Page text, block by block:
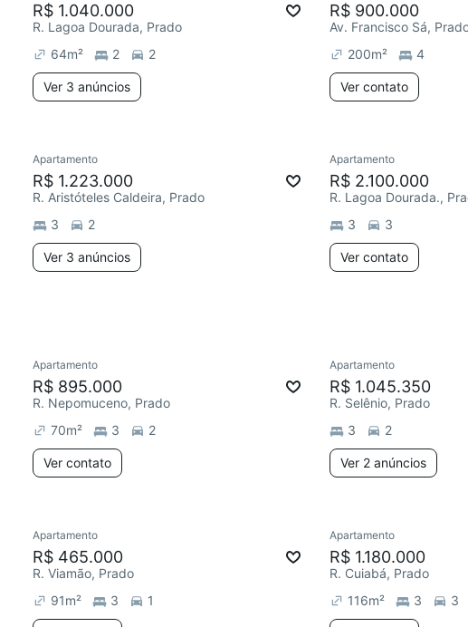
R$ 1.040.000
R. Lagoa Dourada, Prado
64m² 2 2
Ver 3 anúncios
R$ 900.000
Av. Francisco Sá,
200m² 4
Ver contato
Redecorar
Apartamento
R$ 1.223.000
R. Aristóteles Caldeira, Prado
3
2
Ver 3 anúncios
Redecorar
Apartamento
R$ 2.100.000
R. Lagoa Dourada.,
3
3
Ver contato
Redecorar
Apartamento
R$ 895.000
R. Nepomuceno, Prado
70m² 3 2
Ver contato
Apartamento
R$ 1.045.350
R. Selênio, Prado
3
2
Ver 2 anúncios
Apartamento
R$ 465.000
R. Viamão, Prado
91m² 3 1
Apartamento
R$ 1.180.000
R. Cuiabá, Prado
116m² 3 3